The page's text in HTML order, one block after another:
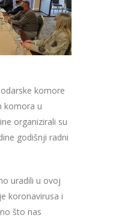
komore
komora u
organizirali su
godišnji radni
uradili u ovoj
koronavirusa i
što nas